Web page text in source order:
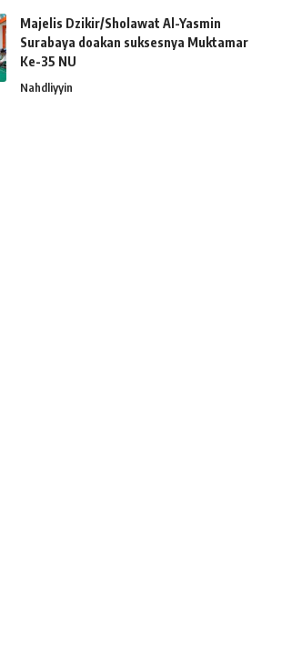
Majelis Dzikir/Sholawat Al-Yasmin
Surabaya doakan suksesnya Muktamar
Ke-35 NU
Nahdliyyin